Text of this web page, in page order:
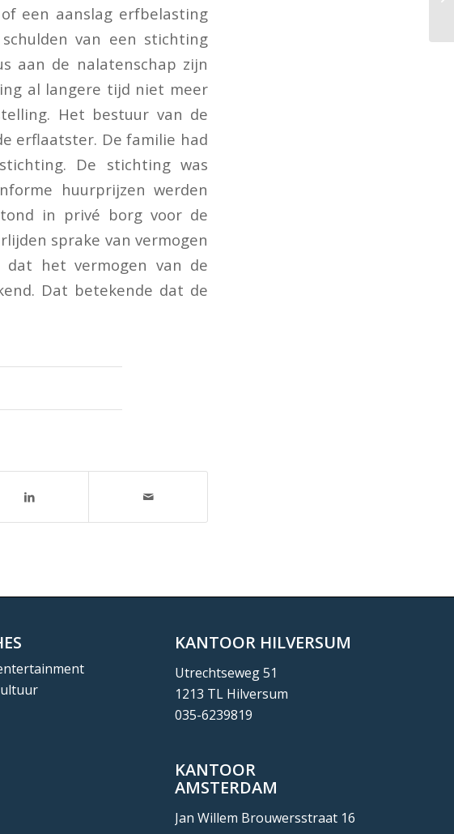
een aanslag erfbelasting
van een stichting
aan de nalatenschap zijn
al langere tijd niet meer
Het bestuur van de
erflaatster. De familie had
De stichting was
huurprijzen werden
in privé borg voor de
sprake van vermogen
dat het vermogen van de
Dat betekende dat de
KANTOOR HILVERSUM
Utrechtseweg 51
1213 TL Hilversum
035-6239819
KANTOOR
AMSTERDAM
Jan Willem Brouwersstraat 16